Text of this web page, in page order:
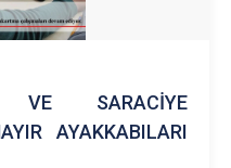
VE SARACİYE
AYAKKABILARI